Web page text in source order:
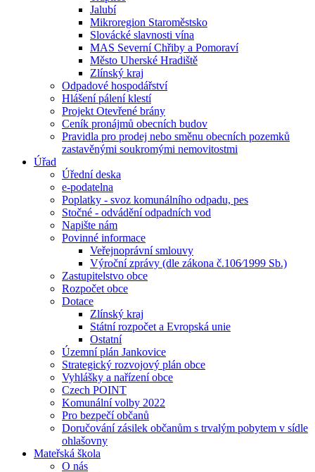
Jalubí
Mikroregion Staroměstsko
Slovácké slavnosti vína
MAS Severní Chřiby a Pomoraví
Město Uherské Hradiště
Zlínský kraj
Odpadové hospodářství
Hlášení pálení klestí
Projekt Otevřené brány
Ceník pronájmů obecních budov
Pravidla pro prodej nebo směnu obecních pozemků
zastavěnými soukromými nemovitostmi
Úřad
Úřední deska
e-podatelna
Poplatky - svoz komunálního odpadu, pes
Stočné - odvádění odpadních vod
Napište nám
Povinné informace
Veřejnoprávní smlouvy
Výroční zprávy (dle zákona č.106⁄1999 Sb.)
Zastupitelstvo obce
Rozpočet obce
Dotace
Zlínský kraj
Státní rozpočet a Evropská unie
Ostatní
Územní plán Jankovice
Strategický rozvojový plán obce
Vyhlášky a nařízení obce
Czech POINT
Komunální volby 2022
Pro bezpečí občanů
Doručování zásilek občanům s trvalým pobytem v sídle
ohlašovny
Mateřská škola
O nás